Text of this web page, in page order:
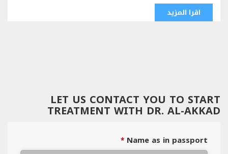
اقرا المزيد
LET US CONTACT YOU TO START
TREATMENT WITH DR. AL-AKKAD
Name as in passport
*